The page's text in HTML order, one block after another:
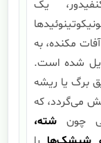
یک
مکنده، به
شده است.
برگ یا ریشه
می‌گردد، که
چونشته،